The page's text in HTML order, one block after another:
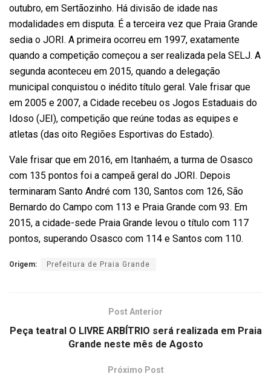
outubro, em Sertãozinho. Há divisão de idade nas
modalidades em disputa. É a terceira vez que Praia Grande
sedia o JORI. A primeira ocorreu em 1997, exatamente
quando a competição começou a ser realizada pela SELJ. A
segunda aconteceu em 2015, quando a delegação
municipal conquistou o inédito título geral. Vale frisar que
em 2005 e 2007, a Cidade recebeu os Jogos Estaduais do
Idoso (JEI), competição que reúne todas as equipes e
atletas (das oito Regiões Esportivas do Estado).
Vale frisar que em 2016, em Itanhaém, a turma de Osasco
com 135 pontos foi a campeã geral do JORI. Depois
terminaram Santo André com 130, Santos com 126, São
Bernardo do Campo com 113 e Praia Grande com 93. Em
2015, a cidade-sede Praia Grande levou o título com 117
pontos, superando Osasco com 114 e Santos com 110.
Origem: Prefeitura de Praia Grande
Post Anterior
Peça teatral O LIVRE ARBÍTRIO será realizada em Praia
Grande neste mês de Agosto
Próximo Post